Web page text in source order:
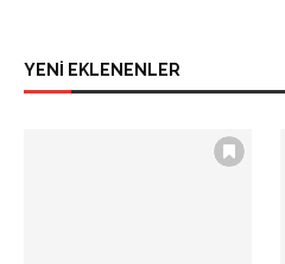
YENİ EKLENENLER